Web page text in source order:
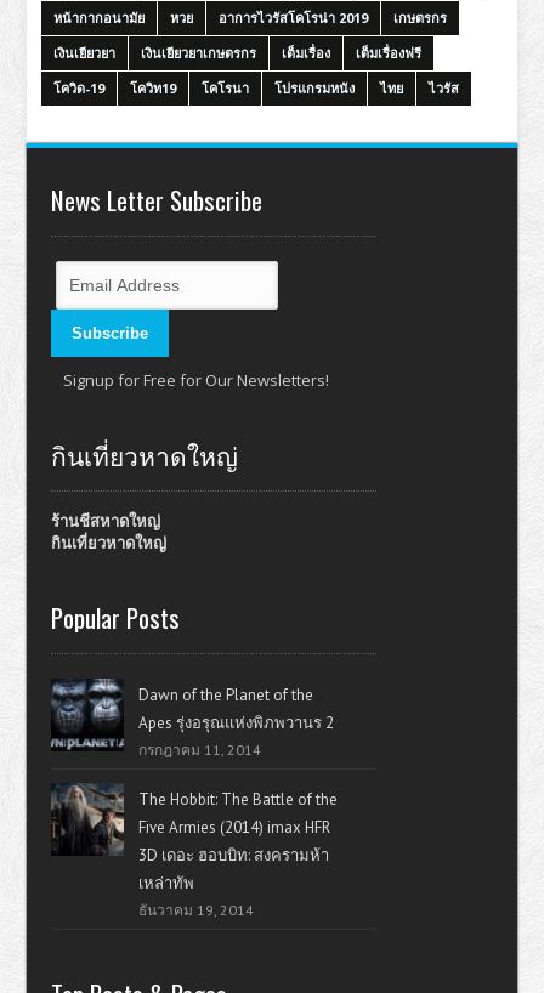
หน้ากากอนามัย
หวย อาการไวรัสโคโรน่า 2019
เกษตรกร
เงินเยียวยา
เงินเยียวยาเกษตรกร เต็มเรื่อง
เต็มเรื่องฟรี
โควิด-19
โควิท19 โคโรนา โปรแกรมหนัง ไทย ไวรัส
News Letter Subscribe
Signup for Free for Our Newsletters!
กินเที่ยวหาดใหญ่
ร้านชีสหาดใหญ่
กินเที่ยวหาดใหญ่
Popular Posts
Dawn of the Planet of the
Apes รุ่งอรุณแห่งพิภพวานร 2
กรกฎาคม 11, 2014
The Hobbit: The Battle of the
Five Armies (2014) imax HFR
3D เดอะ ฮอบบิท: สงครามห้า
เหล่าทัพ
ธันวาคม 19, 2014